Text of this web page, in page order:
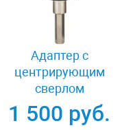
Адаптер c
центрирующим
сверлом
шестигранный
хвостовик 8 мм
1 500 руб.